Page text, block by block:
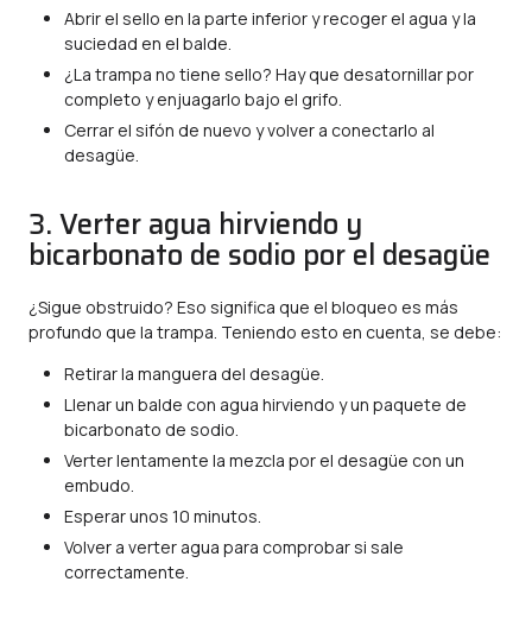
Abrir el sello en la parte inferior y recoger el agua y la
suciedad en el balde.
¿La trampa no tiene sello? Hay que desatornillar por
completo y enjuagarlo bajo el grifo.
Cerrar el sifón de nuevo y volver a conectarlo al
desagüe.
3. Verter agua hirviendo y
bicarbonato de sodio por el desagüe
¿Sigue obstruido? Eso significa que el bloqueo es más
profundo que la trampa. Teniendo esto en cuenta, se debe:
Retirar la manguera del desagüe.
Llenar un balde con agua hirviendo y un paquete de
bicarbonato de sodio.
Verter lentamente la mezcla por el desagüe con un
embudo.
Esperar unos 10 minutos.
Volver a verter agua para comprobar si sale
correctamente.